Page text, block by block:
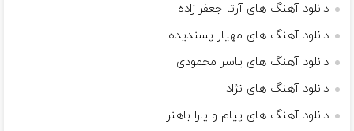
دانلود آهنگ های آرتا جعفر زاده
دانلود آهنگ های مهیار پسندیده
دانلود آهنگ های یاسر محمودی
دانلود آهنگ های نژاد
دانلود آهنگ های پیام و یارا باهنر